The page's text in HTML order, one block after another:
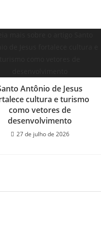
Antônio de Jesus
cultura e turismo
como vetores de
desenvolvimento
27 de julho de 2026